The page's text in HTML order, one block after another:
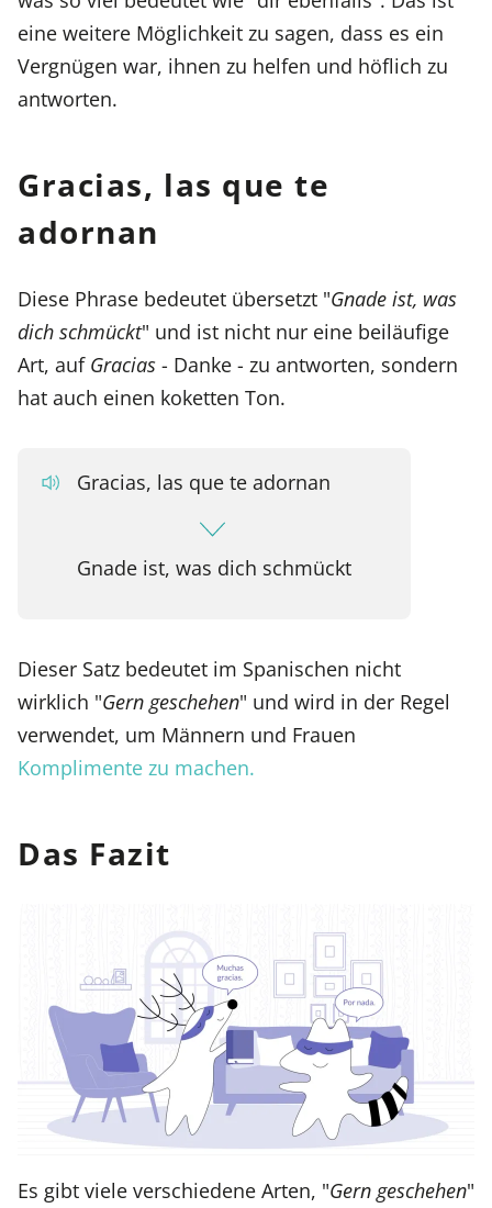
eine weitere Möglichkeit zu sagen, dass es ein
Vergnügen war, ihnen zu helfen und höflich zu
antworten.
Gracias, las que te
adornan
Diese Phrase bedeutet übersetzt "Gnade ist, was
dich schmückt" und ist nicht nur eine beiläufige
Art, auf Gracias - Danke - zu antworten, sondern
hat auch einen koketten Ton.
Gracias, las que te adornan
Gnade ist, was dich schmückt
Dieser Satz bedeutet im Spanischen nicht
wirklich "Gern geschehen" und wird in der Regel
verwendet, um Männern und Frauen
Komplimente zu machen.
Das Fazit
Es gibt viele verschiedene Arten, "Gern geschehen"